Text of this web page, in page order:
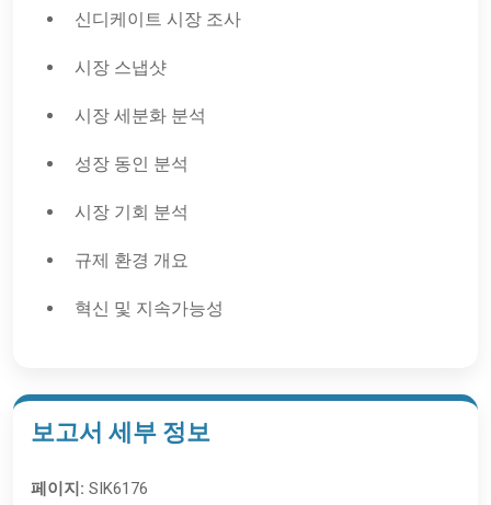
신디케이트 시장 조사
시장 스냅샷
시장 세분화 분석
성장 동인 분석
시장 기회 분석
규제 환경 개요
혁신 및 지속가능성
보고서 세부 정보
페이지: SIK6176